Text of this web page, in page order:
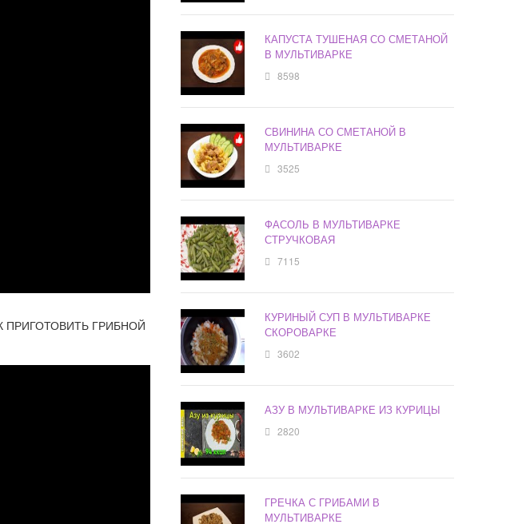
ПРИГОТОВИТЬ ГРИБНОЙ
КАПУСТА ТУШЕНАЯ СО СМЕТАНОЙ
В МУЛЬТИВАРКЕ
8598
СВИНИНА СО СМЕТАНОЙ В
МУЛЬТИВАРКЕ
3525
ФАСОЛЬ В МУЛЬТИВАРКЕ
СТРУЧКОВАЯ
7115
КУРИНЫЙ СУП В МУЛЬТИВАРКЕ
СКОРОВАРКЕ
3602
АЗУ В МУЛЬТИВАРКЕ ИЗ КУРИЦЫ
2820
ГРЕЧКА С ГРИБАМИ В
МУЛЬТИВАРКЕ